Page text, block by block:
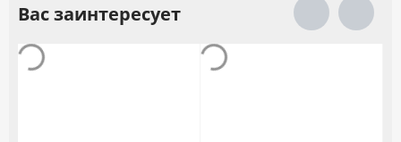
Вас заинтересует